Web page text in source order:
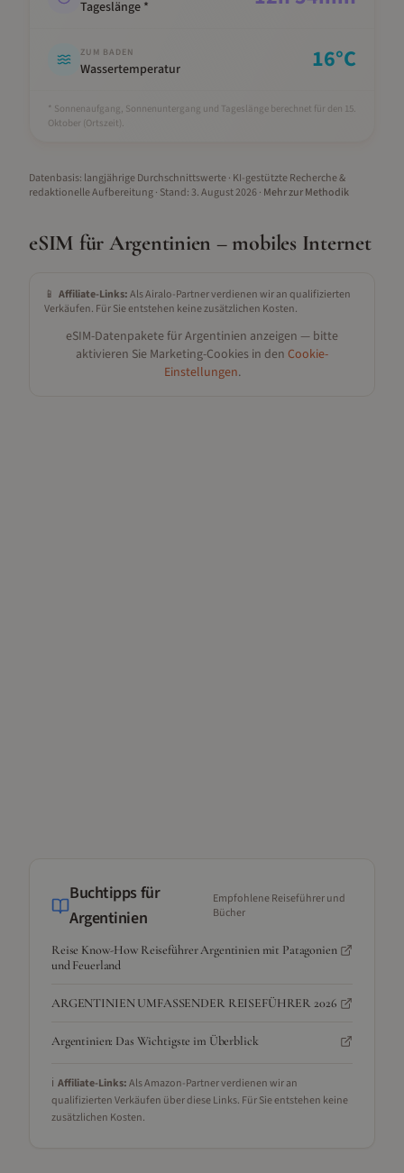
Tageslänge *
ZUM BADEN
Wassertemperatur 16°C
* Sonnenaufgang, Sonnenuntergang und Tageslänge berechnet für den 15.
Oktober (Ortszeit).
Datenbasis: langjährige Durchschnittswerte · KI-gestützte Recherche &
redaktionelle Aufbereitung· Stand: 3. August 2026· Mehr zur Methodik
eSIM für Argentinien – mobiles Internet
📱 Affiliate-Links:Als Airalo-Partner verdienen wir an qualifizierten
Verkäufen. Für Sie entstehen keine zusätzlichen Kosten.
eSIM-Datenpakete fürArgentinien anzeigen — bitte
aktivieren Sie Marketing-Cookies in den Cookie-
Einstellungen.
Buchtipps für
Argentinien
Empfohlene Reiseführer und
Bücher
Reise Know-How Reiseführer Argentinien mit Patagonien
und Feuerland
ARGENTINIEN UMFASSENDER REISEFÜHRER 2026
Argentinien: Das Wichtigste im Überblick
ℹ️ Affiliate-Links:Als Amazon-Partner verdienen wir an
qualifizierten Verkäufen über diese Links. Für Sie entstehen keine
zusätzlichen Kosten.